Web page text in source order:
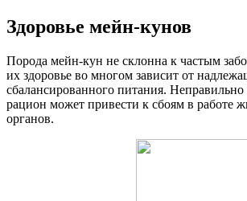
Здоровье мейн-кунов
Порода мейн-кун не склонна к частым
их здоровье во многом зависит от
сбалансированного питания.
рацион может привести к сбоям в работе
органов.